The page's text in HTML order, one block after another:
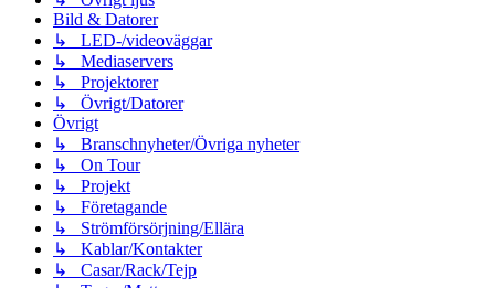
Bild & Datorer
↳ LED-/videoväggar
↳ Mediaservers
↳ Projektorer
↳ Övrigt/Datorer
Övrigt
↳ Branschnyheter/Övriga nyheter
↳ On Tour
↳ Projekt
↳ Företagande
↳ Strömförsörjning/Ellära
↳ Kablar/Kontakter
↳ Casar/Rack/Tejp